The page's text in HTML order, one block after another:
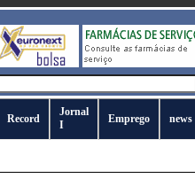
Record
Jornal
I
Emprego news